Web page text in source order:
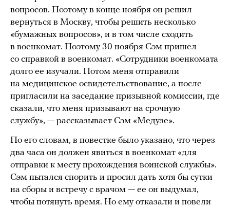
вопросов. Поэтому в конце ноября он решил
вернуться в Москву, чтобы решить несколько
«бумажных вопросов», и в том числе сходить
в военкомат. Поэтому 30 ноября Сэм пришел
со справкой в военкомат. «Сотрудники военкомата
долго ее изучали. Потом меня отправили
на медицинское освидетельствование, а после
пригласили на заседание призывной комиссии, где
сказали, что меня призывают на срочную
службу», — рассказывает Сэм «Медузе».
По его словам, в повестке было указано, что через
два часа он должен явиться в военкомат «для
отправки к месту прохождения воинской службы».
Сэм пытался спорить и просил дать хотя бы сутки
на сборы и встречу с врачом — ее он выдумал,
чтобы потянуть время. Но ему отказали и повели